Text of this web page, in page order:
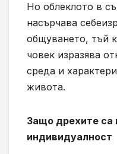
Но облеклото в
насърчава
общуването, тъй
човек изразява
среда и
живота.
Защо дрехите са
индивидуалност